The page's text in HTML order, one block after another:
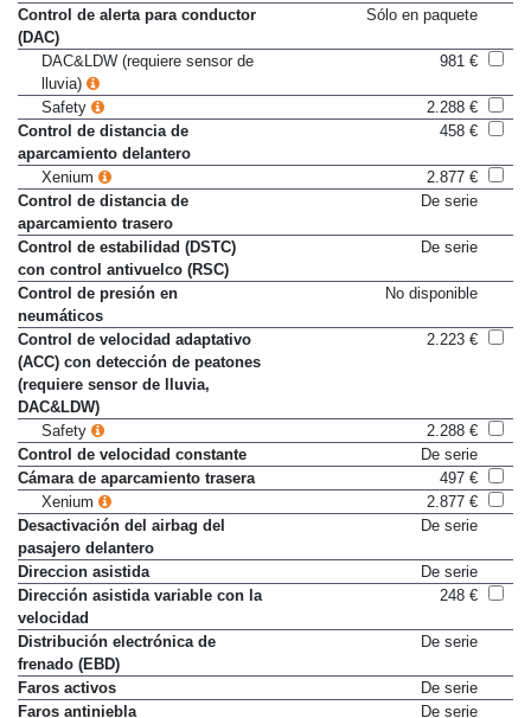
baja velocidad)
Control de alerta para conductor
(DAC)
DAC&LDW (requiere sensor de
lluvia)
Safety
2.288 €
Control de distancia de
aparcamiento delantero
Xenium
2.877 €
Control de distancia de
aparcamiento trasero
Control de estabilidad (DSTC)
con control antivuelco (RSC)
Control de presión en
neumáticos
Control de velocidad adaptativo
(ACC) con detección de peatones
(requiere sensor de lluvia,
DAC&LDW)
Safety
2.288 €
Control de velocidad constante
De serie
Cámara de aparcamiento trasera
497 €
Xenium
2.877 €
Desactivación del airbag del
pasajero delantero
Direccion asistida
De serie
Dirección asistida variable con la
velocidad
Distribución electrónica de
frenado (EBD)
Faros activos
De serie